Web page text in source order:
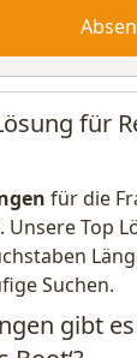
für
für die
Unsere Top
Suchen.
gibt